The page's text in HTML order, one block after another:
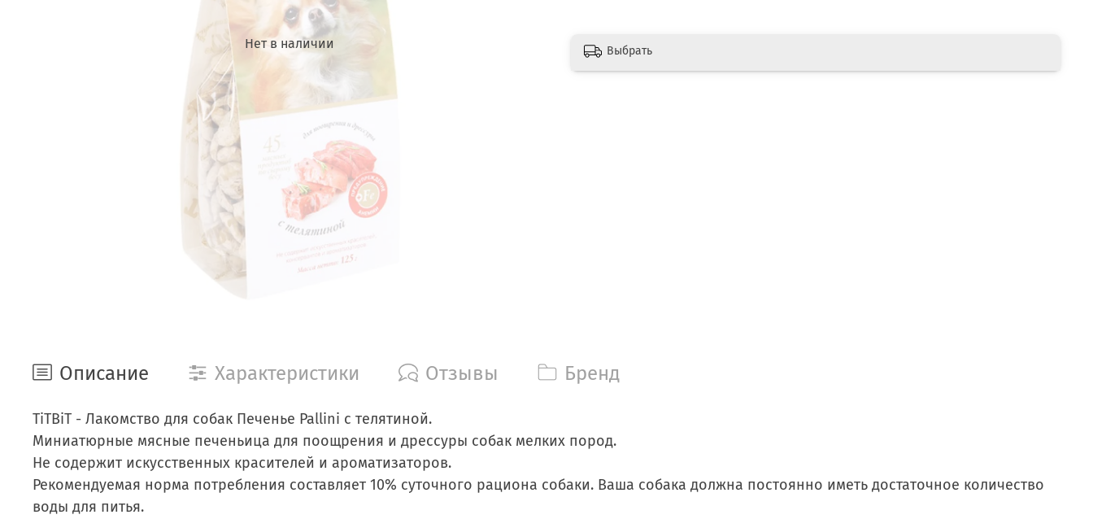
Нет в наличии Выбрать
Описание Характеристики Отзывы Бренд
TiTBiT - Лакомство для собак Печенье Pallini с телятиной.
Миниатюрные мясные печеньица для поощрения и дрессуры собак мелких пород.
Не содержит искусственных красителей и ароматизаторов.
Рекомендуемая норма потребления составляет 10% суточного рациона собаки. Ваша собака должна постоянно иметь достаточное количество
воды для питья.